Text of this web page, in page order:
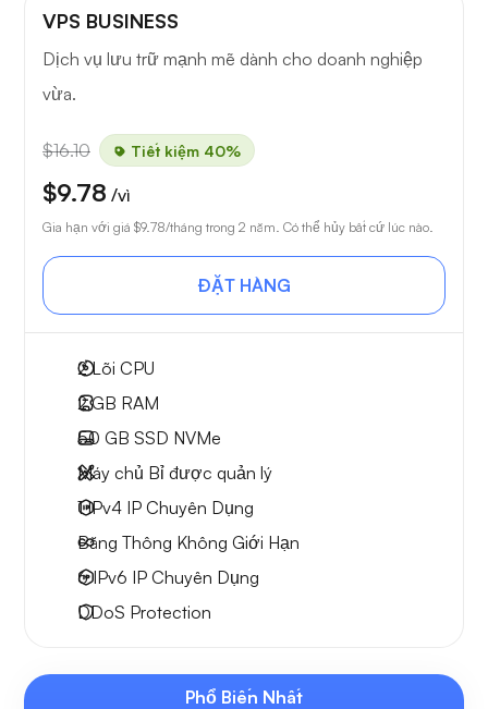
VPS BUSINESS
Dịch vụ lưu trữ mạnh mẽ dành cho doanh nghiệp
vừa.
$16.10 Tiết kiệm 40%
$9.78 /vì
Gia hạn với giá $9.78/tháng trong 2 năm. Có thể hủy bất cứ lúc nào.
ĐẶT HÀNG
2Lõi CPU
2 GB RAM
50 GB SSD NVMe
Máy chủ Bỉ được quản lý
1 IPv4 IP Chuyên Dụng
Băng Thông Không Giới Hạn
6 IPv6 IP Chuyên Dụng
DDoS Protection
Phổ Biến Nhất